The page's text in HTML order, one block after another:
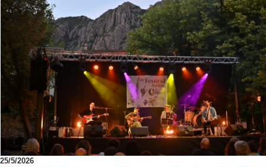
25/5/2026